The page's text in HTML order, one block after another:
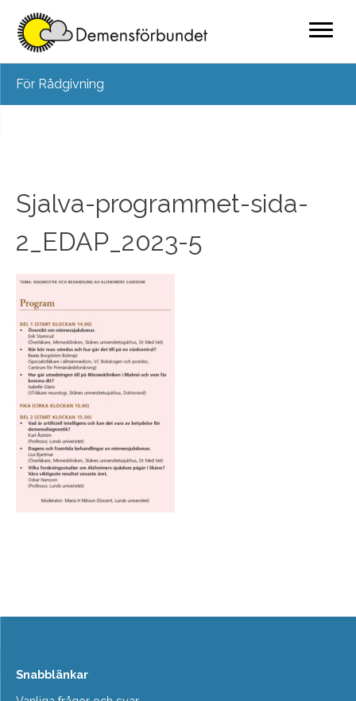
content
För Rådgivning
Sjalva-programmet-sida-
2_EDAP_2023-5
Snabblänkar